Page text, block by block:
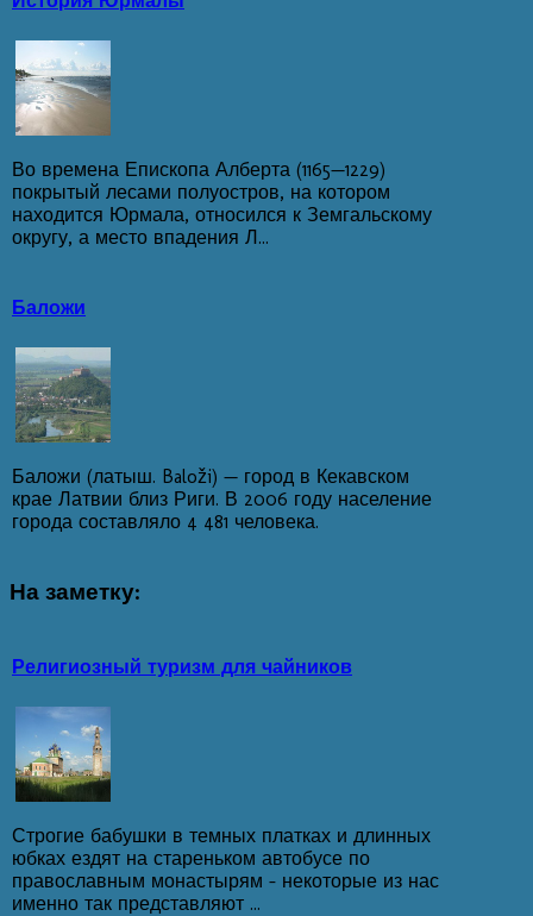
Во времена Епископа Алберта (1165—1229)
покрытый лесами полуостров, на котором
находится Юрмала, относился к Земгальскому
округу, а место впадения Л...
Баложи
Баложи (латыш. Baloži) — город в Кекавском
крае Латвии близ Риги. В 2006 году население
города составляло 4 481 человека.
На заметку:
Религиозный туризм для чайников
Строгие бабушки в темных платках и длинных
юбках ездят на стареньком автобусе по
православным монастырям - некоторые из нас
именно так представляют ...